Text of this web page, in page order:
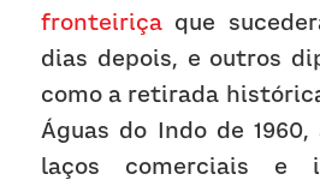
fronteiriça que
dias depois, e outros
como a retirada
Águas do Indo de 1960,
laços comerciais e